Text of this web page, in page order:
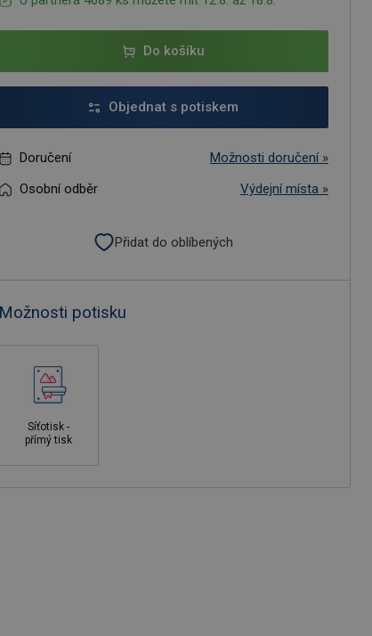
Do košíku
Objednat s potiskem
Doručení
Možnosti doručení »
Osobní odběr
Výdejní místa »
Přidat do oblíbených
Možnosti potisku
Síťotisk -
přímý tisk